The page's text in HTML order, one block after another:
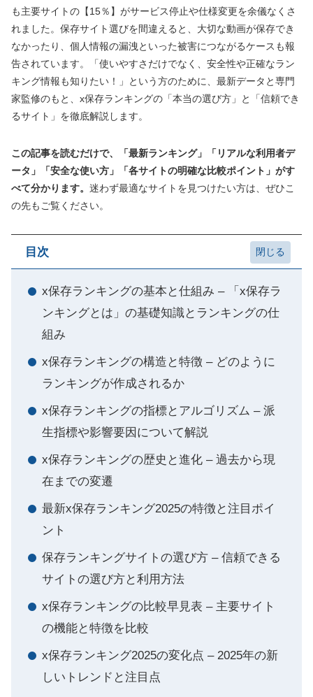
も主要サイトの【15％】がサービス停止や仕様変更を余儀なくさ
れました。保存サイト選びを間違えると、大切な動画が保存でき
なかったり、個人情報の漏洩といった被害につながるケースも報
告されています。「使いやすさだけでなく、安全性や正確なラン
キング情報も知りたい！」という方のために、最新データと専門
家監修のもと、x保存ランキングの「本当の選び方」と「信頼でき
るサイト」を徹底解説します。
この記事を読むだけで、「最新ランキング」「リアルな利用者デ
ータ」「安全な使い方」「各サイトの明確な比較ポイント」がす
べて分かります。 迷わず最適なサイトを見つけたい方は、ぜひこ
の先もご覧ください。
目次
x保存ランキングの基本と仕組み – 「x保存ラ
ンキングとは」の基礎知識とランキングの仕
組み
x保存ランキングの構造と特徴 – どのように
ランキングが作成されるか
x保存ランキングの指標とアルゴリズム – 派
生指標や影響要因について解説
x保存ランキングの歴史と進化 – 過去から現
在までの変遷
最新x保存ランキング2025の特徴と注目ポイ
ント
保存ランキングサイトの選び方 – 信頼できる
サイトの選び方と利用方法
x保存ランキングの比較早見表 – 主要サイト
の機能と特徴を比較
x保存ランキング2025の変化点 – 2025年の新
しいトレンドと注目点